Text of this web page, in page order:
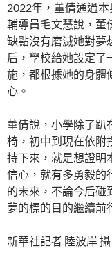
2022年，董倩通過
輔導員毛文慧說，董
缺點沒有磨滅她對夢
后，學校給她設定了
施，都根據她的身體
心。
董倩說，小學除了趴
椅，初中到現在依附
持下來，就是想證明
信心，就有多勇毅的
的未來，不論今后碰
夢的標的目的繼續前
新華社記者 陸波岸 攝